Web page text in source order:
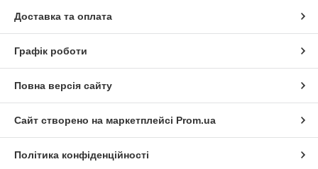
Доставка та оплата
Графік роботи
Повна версія сайту
Сайт створено на маркетплейсі Prom.ua
Політика конфіденційності